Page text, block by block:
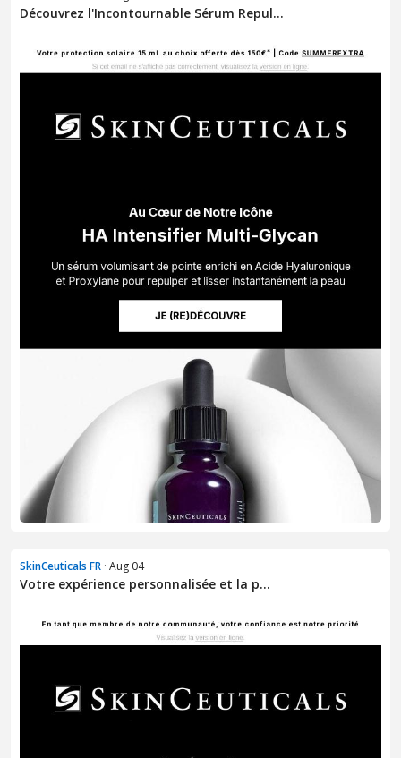
Découvrez l'Incontournable Sérum Repul...
SkinCeuticals FR · Aug 04
Votre expérience personnalisée et la p...